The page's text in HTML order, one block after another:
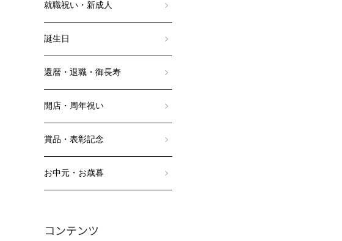
就職祝い・新成人
誕生日
還暦・退職・御長寿
開店・周年祝い
賞品・表彰記念
お中元・お歳暮
コンテンツ